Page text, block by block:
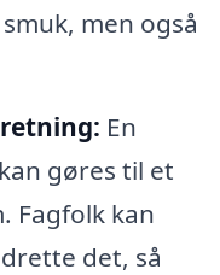
men også
En
gøres til et
Fagfolk kan
det, så